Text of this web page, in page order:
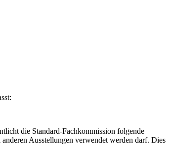
die Standard-Fachkommission folgende
Ausstellungen verwendet werden darf. Dies